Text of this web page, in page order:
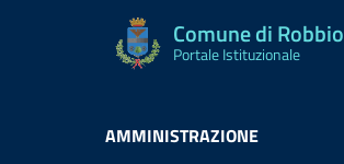
Comune di Robbio
Portale Istituzionale
AMMINISTRAZIONE